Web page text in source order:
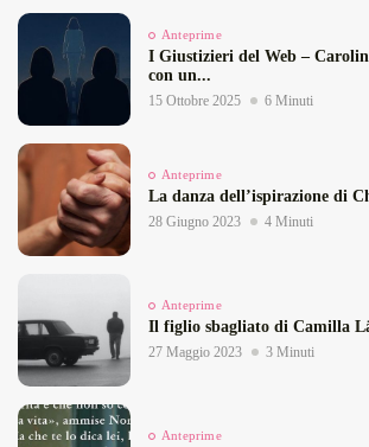
Anteprime
I Giustizieri del Web –
con un...
15 Ottobre 2025 6 Minuti
Anteprime
La danza dell’ispirazione di
28 Giugno 2023 4 Minuti
Anteprime
Il figlio sbagliato di Camilla
27 Maggio 2023 3 Minuti
Anteprime